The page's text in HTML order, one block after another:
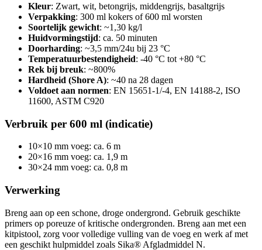
Kleur: Zwart, wit, betongrijs, middengrijs, basaltgrijs
Verpakking: 300 ml kokers of 600 ml worsten
Soortelijk gewicht: ~1,30 kg/l
Huidvormingstijd: ca. 50 minuten
Doorharding: ~3,5 mm/24u bij 23 °C
Temperatuurbestendigheid: -40 °C tot +80 °C
Rek bij breuk: ~800%
Hardheid (Shore A): ~40 na 28 dagen
Voldoet aan normen: EN 15651-1/-4, EN 14188-2, ISO
11600, ASTM C920
Verbruik per 600 ml (indicatie)
10×10 mm voeg: ca. 6 m
20×16 mm voeg: ca. 1,9 m
30×24 mm voeg: ca. 0,8 m
Verwerking
Breng aan op een schone, droge ondergrond. Gebruik geschikte
primers op poreuze of kritische ondergronden. Breng aan met een
kitpistool, zorg voor volledige vulling van de voeg en werk af met
een geschikt hulpmiddel zoals Sika® Afgladmiddel N.